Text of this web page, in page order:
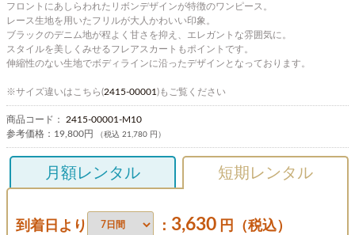
フロントにあしらわれたリボンデザインが特徴のワンピース。
レース生地を用いたフリルが大人かわいい印象。
ブラックのデニム地が程よく甘さを抑え、エレガントな雰囲気に。
スタイルを美しくみせるフレアスカートもポイントです。
伸縮性のない生地でボディラインに沿ったデザインとなっております。
※サイズ違いはこちら(2415-00001)もご覧ください
商品コード： 2415-00001-M10
参考価格： 19,800円 （税込 21,780 円）
月額レンタル 短期レンタル
到着日より ： 3,630 円（税込）